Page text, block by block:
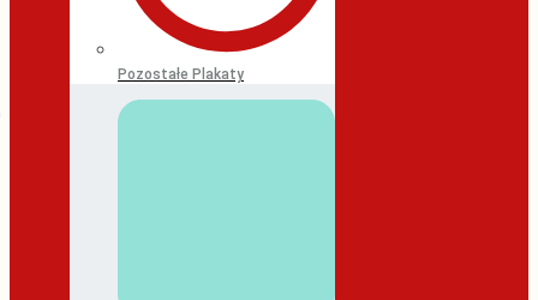
Pozostałe Plakaty